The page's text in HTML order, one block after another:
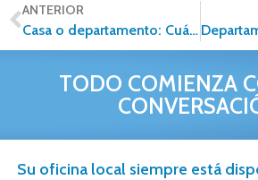
ANTERIOR
Casa o departamento: Cuál es la mejor opción para ti en 2026
TODO COMIENZA
Su oficina local siempre está